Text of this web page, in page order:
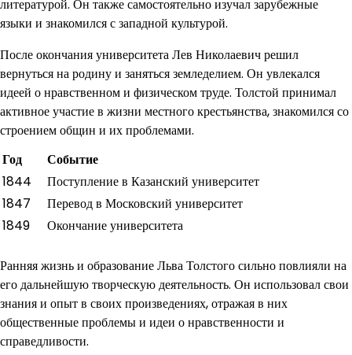
литературой. Он также самостоятельно изучал зарубежные
языки и знакомился с западной культурой.
После окончания университета Лев Николаевич решил
вернуться на родину и заняться земледелием. Он увлекался
идеей о нравственном и физическом труде. Толстой принимал
активное участие в жизни местного крестьянства, знакомился со
строением общин и их проблемами.
Год
Событие
1844
Поступление в Казанский университет
1847
Перевод в Московский университет
1849
Окончание университета
Ранняя жизнь и образование Льва Толстого сильно повлияли на
его дальнейшую творческую деятельность. Он использовал свои
знания и опыт в своих произведениях, отражая в них
общественные проблемы и идеи о нравственности и
справедливости.